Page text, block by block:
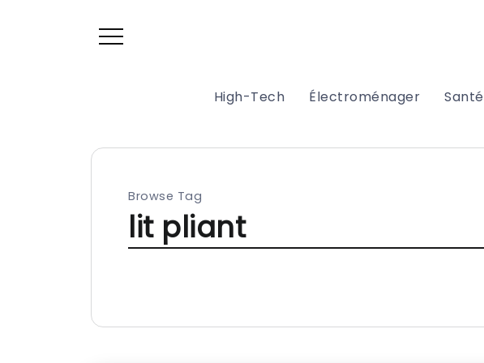
High-Tech Électroménager Santé
Browse Tag
lit pliant